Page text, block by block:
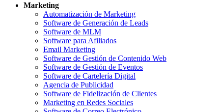
Marketing
Automatización de Marketing
Software de Generación de Leads
Software de MLM
Software para Afiliados
Email Marketing
Software de Gestión de Contenido Web
Software de Gestión de Eventos
Software de Cartelería Digital
Agencia de Publicidad
Software de Fidelización de Clientes
Marketing en Redes Sociales